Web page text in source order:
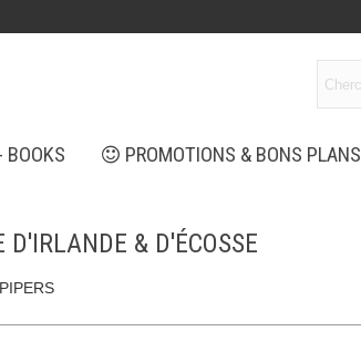
BOOKS PROMOTIONS & BONS PLANS
D'IRLANDE & D'ÉCOSSE